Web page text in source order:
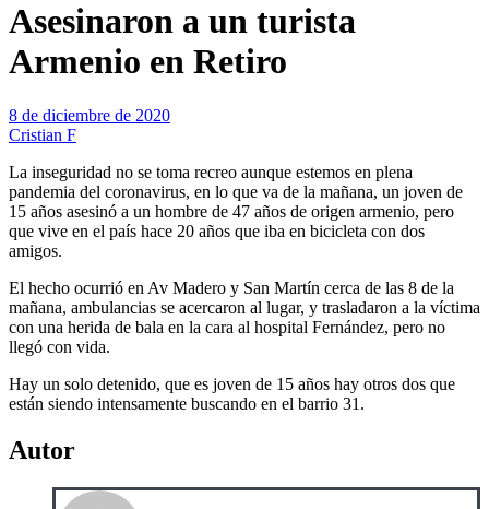
Asesinaron a un turista
Armenio en Retiro
8 de diciembre de 2020
Cristian F
La inseguridad no se toma recreo aunque estemos en plena
pandemia del coronavirus, en lo que va de la mañana, un joven de
15 años asesinó a un hombre de 47 años de origen armenio, pero
que vive en el país hace 20 años que iba en bicicleta con dos
amigos.
El hecho ocurrió en Av Madero y San Martín cerca de las 8 de la
mañana, ambulancias se acercaron al lugar, y trasladaron a la víctima
con una herida de bala en la cara al hospital Fernández, pero no
llegó con vida.
Hay un solo detenido, que es joven de 15 años hay otros dos que
están siendo intensamente buscando en el barrio 31.
Autor